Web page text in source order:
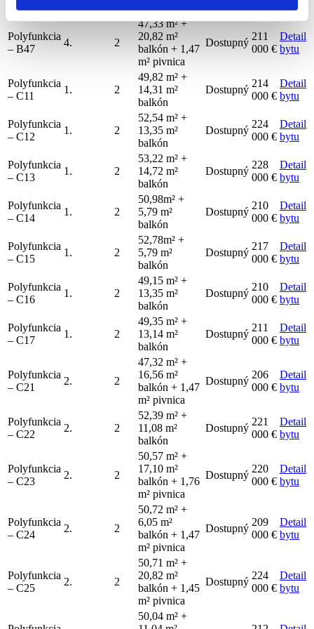
m² pivnica
Polyfunkcia
– B47
4. 2
47,33 m² +
20,82 m²
balkón + 1,47
m² pivnica
Dostupný
211
000 €
Detail
bytu
Polyfunkcia
– C11
1. 2
49,82 m² +
14,31 m²
balkón
Dostupný
214
000 €
Detail
bytu
Polyfunkcia
– C12
1. 2
52,54 m² +
13,35 m²
balkón
Dostupný
224
000 €
Detail
bytu
Polyfunkcia
– C13
1. 2
53,22 m² +
14,72 m²
balkón
Dostupný
228
000 €
Detail
bytu
Polyfunkcia
– C14
1. 2
50,98m² +
5,79 m²
balkón
Dostupný
210
000 €
Detail
bytu
Polyfunkcia
– C15
1. 2
52,78m² +
5,79 m²
balkón
Dostupný
217
000 €
Detail
bytu
Polyfunkcia
– C16
1. 2
49,15 m² +
13,35 m²
balkón
Dostupný
210
000 €
Detail
bytu
Polyfunkcia
– C17
1. 2
49,35 m² +
13,14 m²
balkón
Dostupný
211
000 €
Detail
bytu
Polyfunkcia
– C21
2. 2
47,32 m² +
16,56 m²
balkón + 1,47
m² pivnica
Dostupný
206
000 €
Detail
bytu
Polyfunkcia
– C22
2. 2
52,39 m² +
11,08 m²
balkón
Dostupný
221
000 €
Detail
bytu
Polyfunkcia
– C23
2. 2
50,57 m² +
17,10 m²
balkón + 1,76
m² pivnica
Dostupný
220
000 €
Detail
bytu
Polyfunkcia
– C24
2. 2
50,72 m² +
6,05 m²
balkón + 1,47
m² pivnica
Dostupný
209
000 €
Detail
bytu
Polyfunkcia
– C25
2. 2
50,71 m² +
20,82 m²
balkón + 1,45
m² pivnica
Dostupný
224
000 €
Detail
bytu
50,04 m² +